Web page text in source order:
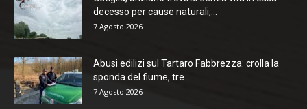
decesso per cause naturali,...
7 Agosto 2026
Abusi edilizi sul Tartaro Fabbrezza: crolla la
sponda del fiume, tre...
7 Agosto 2026